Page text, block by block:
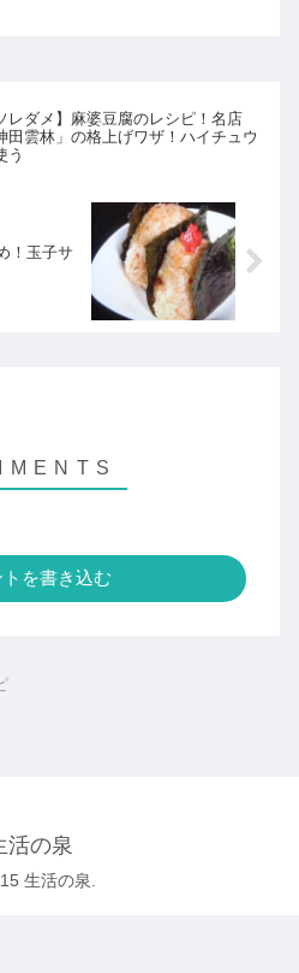
レダメ】麻婆豆腐のレシピ！名店
田雲林」の格上げワザ！ハイチュウ
う
！玉子サ
トを書き込む
活の泉
生活の泉.